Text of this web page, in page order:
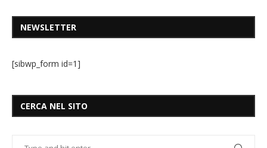
NEWSLETTER
[sibwp_form id=1]
CERCA NEL SITO